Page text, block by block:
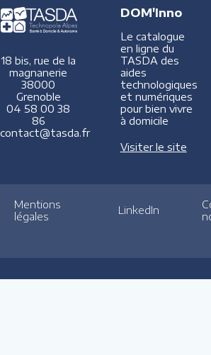
18 bis, rue de la
magnanerie
38000
Grenoble
04 58 00 38
86
contact@tasda.fr
DOM'Inno
Le catalogue
en ligne du
TASDA des
aides
technologiques
et numériques
pour bien vivre
à domicile
Visiter le site
Mentions
légales
LinkedIn